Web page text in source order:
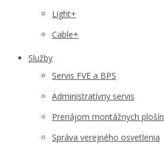
Light+
Cable+
Služby
Servis FVE a BPS
Administratívny servis
Prenájom montážnych plošín
Správa verejného osvetlenia